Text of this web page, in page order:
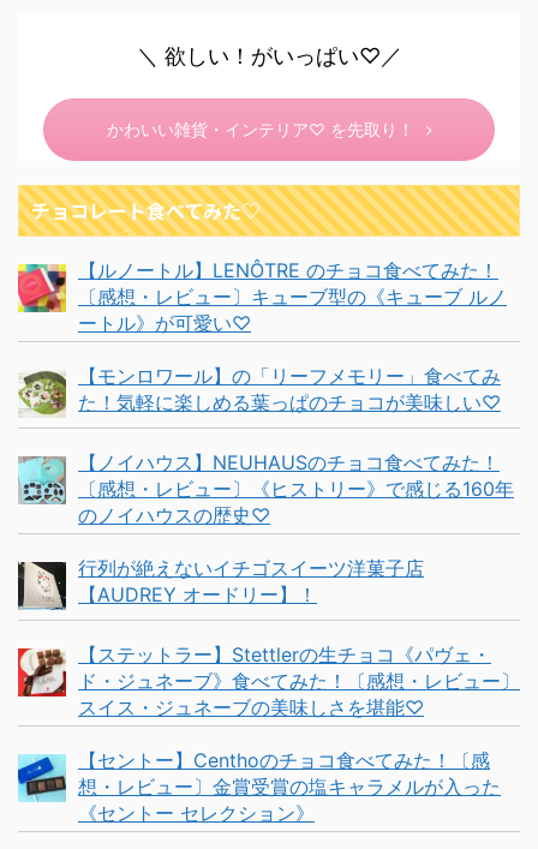
＼ 欲しい！がいっぱい♡／
かわいい雑貨・インテリア♡ を先取り！
チョコレート食べてみた♡
【ルノートル】LENÔTRE のチョコ食べてみた！
〔感想・レビュー〕キューブ型の《キューブ ルノ
ートル》が可愛い♡
【モンロワール】の「リーフメモリー」食べてみ
た！気軽に楽しめる葉っぱのチョコが美味しい♡
【ノイハウス】NEUHAUSのチョコ食べてみた！
〔感想・レビュー〕《ヒストリー》で感じる160年
のノイハウスの歴史♡
行列が絶えないイチゴスイーツ洋菓子店
【AUDREY オードリー】！
【ステットラー】Stettlerの生チョコ《パヴェ・
ド・ジュネーブ》食べてみた！〔感想・レビュー〕
スイス・ジュネーブの美味しさを堪能♡
【セントー】Centhoのチョコ食べてみた！〔感
想・レビュー〕金賞受賞の塩キャラメルが入った
《セントー セレクション》